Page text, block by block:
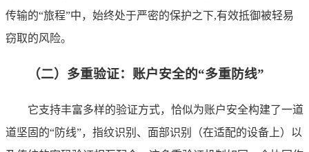
传输的“旅程”中，始终处于严密的保护之下,有效抵御被轻易
窃取的风险。
（二）多重验证：账户安全的“多重防线”
它支持丰富多样的验证方式，恰似为账户安全构建了一道
道坚固的“防线”，指纹识别、面部识别（在适配的设备上）以